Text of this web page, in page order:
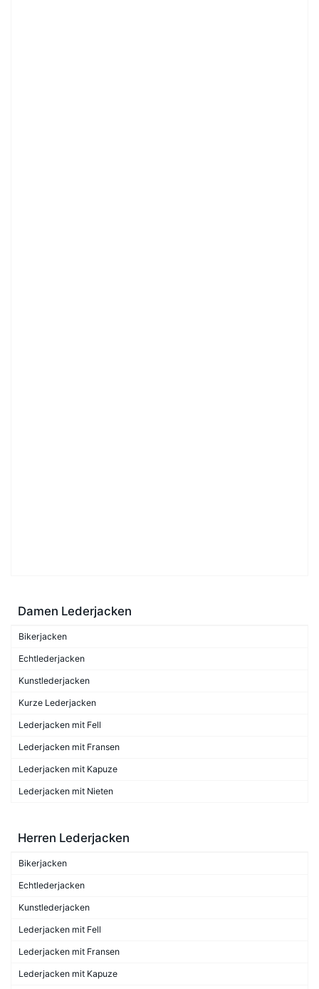
Damen Lederjacken
Bikerjacken
Echtlederjacken
Kunstlederjacken
Kurze Lederjacken
Lederjacken mit Fell
Lederjacken mit Fransen
Lederjacken mit Kapuze
Lederjacken mit Nieten
Herren Lederjacken
Bikerjacken
Echtlederjacken
Kunstlederjacken
Lederjacken mit Fell
Lederjacken mit Fransen
Lederjacken mit Kapuze